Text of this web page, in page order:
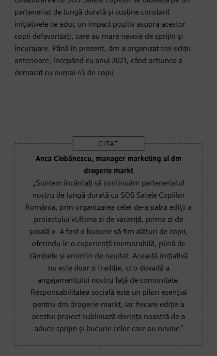
parteneriat de lungă durată și susține constant
inițiativele ce aduc un impact pozitiv asupra acestor
copii defavorizați, care au mare nevoie de sprijin și
încurajare. Până în prezent, dm a organizat trei ediții
anterioare, începând cu anul 2021, când acțiunea a
demarat cu numai 45 de copii.
Anca Ciobănescu, manager marketing al dm
drogerie markt
„Suntem încântați să continuăm parteneriatul
nostru de lungă durată cu SOS Satele Copiilor
România, prin organizarea celei de-a patra ediții a
proiectului «Ultima zi de vacanță, prima zi de
școală ». A fost o bucurie să fim alături de copii,
oferindu-le o experiență memorabilă, plină de
zâmbete și amintiri de neuitat. Această inițiativă
nu este doar o tradiție, ci o dovadă a
angajamentului nostru față de comunitate.
Responsabilitatea socială este un pilon esențial
pentru dm drogerie markt, iar fiecare ediție a
acestui proiect subliniază dorința noastră de a
aduce sprijin și bucurie celor care au nevoie”